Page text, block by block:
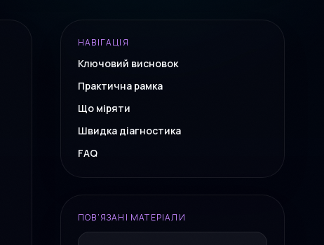
запуск перевірки попиту, оффера, лендингу та першого
за 7–10 робочих днів.
ПЛАН PILOT SPRINT
НАВІГАЦІЯ
Ключовий висновок
Практична рамка
Що міряти
Швидка діагностика
FAQ
ПОВ’ЯЗАНІ МАТЕРІАЛИ